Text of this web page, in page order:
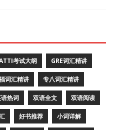
考试大纲 GRE词汇精讲
词汇精讲 专八词汇精讲
热词 双语全文 双语阅读
好书推荐 小词详解